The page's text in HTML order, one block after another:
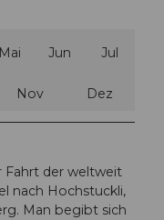
Mai Jun Jul
Nov Dez
Fahrt der weltweit
nach Hochstuckli,
Man begibt sich